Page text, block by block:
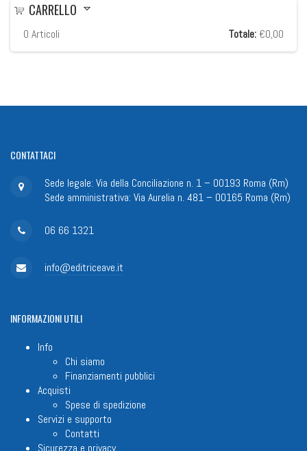
CARRELLO
0 Articoli Totale: €0,00
CONTATTACI
Sede legale: Via della Conciliazione n. 1 – 00193 Roma (Rm)
Sede amministrativa: Via Aurelia n. 481 – 00165 Roma (Rm)
06 66 1321
info@editriceave.it
INFORMAZIONIUTILI
Info
Chi siamo
Finanziamenti pubblici
Acquisti
Spese di spedizione
Servizi e supporto
Contatti
Sicurezza e privacy